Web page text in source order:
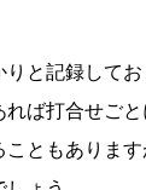
りと記録して
ば打合せご
ともありま